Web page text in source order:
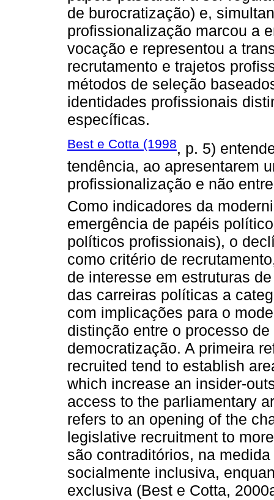
de burocratização) e,
profissionalização marcou a
vocação e representou a
recrutamento e trajetos
métodos de seleção
identidades profissionais
específicas.
Best e Cotta (1998, p. 5)
tendência, ao apresentarem
profissionalização e não
Como indicadores da
emergência de papéis
políticos profissionais), o
como critério de
de interesse em estruturas
das carreiras políticas a
com implicações para o
distinção entre o processo
democratização. A primeira
recruited tend to establish
which increase an insider-
access to the parliamentary
refers to an opening of the
legislative recruitment to
são contraditórios, na
socialmente inclusiva,
exclusiva (Best e Cotta,